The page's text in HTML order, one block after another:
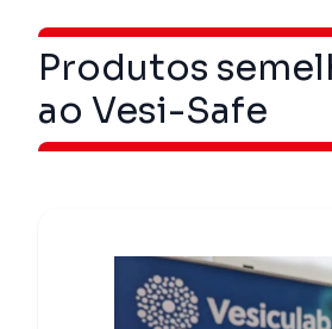
Produtos
ao Vesi-Safe